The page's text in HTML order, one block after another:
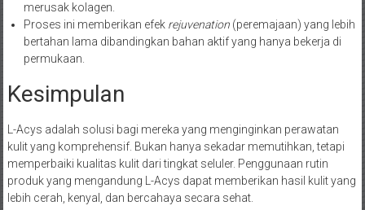
merusak kolagen.
Proses ini memberikan efek rejuvenation(peremajaan) yang lebih
bertahan lama dibandingkan bahan aktif yang hanya bekerja di
permukaan.
Kesimpulan
L-Acys adalah solusi bagi mereka yang menginginkan perawatan
kulit yang komprehensif. Bukan hanya sekadar memutihkan, tetapi
memperbaiki kualitas kulit dari tingkat seluler. Penggunaan rutin
produk yang mengandung L-Acys dapat memberikan hasil kulit yang
lebih cerah, kenyal, dan bercahaya secara sehat.